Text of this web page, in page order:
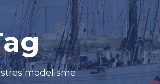
modelisme